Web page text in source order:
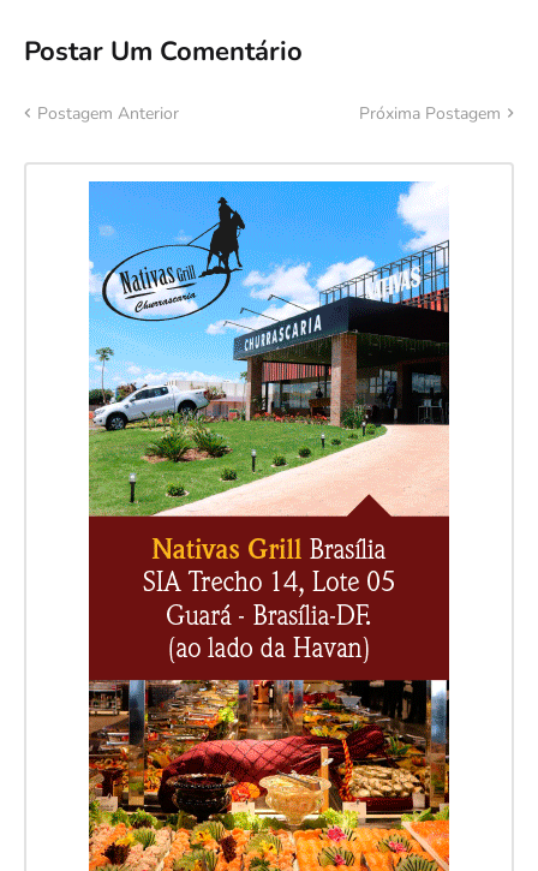
Postar Um Comentário
Postagem Anterior Próxima Postagem